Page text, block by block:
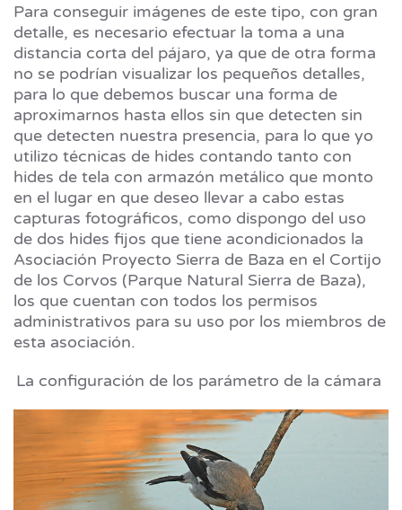
Para conseguir imágenes de este tipo, con gran
detalle, es necesario efectuar la toma a una
distancia corta del pájaro, ya que de otra forma
no se podrían visualizar los pequeños detalles,
para lo que debemos buscar una forma de
aproximarnos hasta ellos sin que detecten sin
que detecten nuestra presencia, para lo que yo
utilizo técnicas de hides contando tanto con
hides de tela con armazón metálico que monto
en el lugar en que deseo llevar a cabo estas
capturas fotográficos, como dispongo del uso
de dos hides fijos que tiene acondicionados la
Asociación Proyecto Sierra de Baza en el Cortijo
de los Corvos (Parque Natural Sierra de Baza),
los que cuentan con todos los permisos
administrativos para su uso por los miembros de
esta asociación.
La configuración de los parámetro de la cámara